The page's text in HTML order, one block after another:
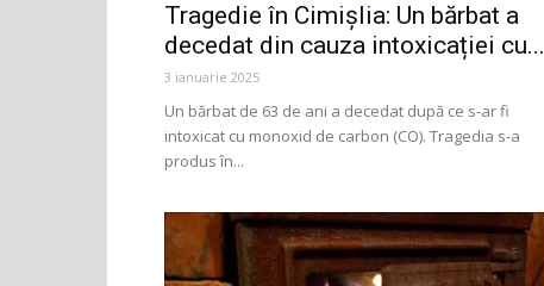
Tragedie în Cimișlia: Un bărbat a
decedat din cauza intoxicației cu...
3 ianuarie 2025
Un bărbat de 63 de ani a decedat după ce s-ar fi
intoxicat cu monoxid de carbon (CO). Tragedia s-a
produs în...